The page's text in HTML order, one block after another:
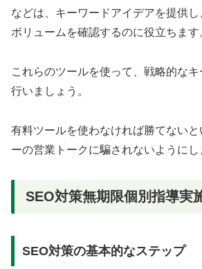
などは、キーワードアイデアを提供
ボリュームを確認するのに役立ちます
これらのツールを使って、戦略的な
行いましょう。
有料ツールを使わなければ勝てない
ーの営業トークに騙されないようにし
SEO対策無期限個別指導実
SEO対策の基本的なステップ